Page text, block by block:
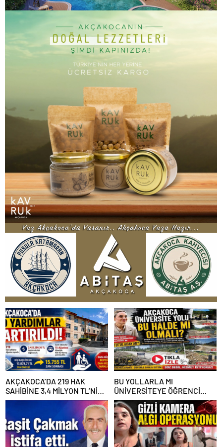
AKÇAKOCA’DA 219 HAK
SAHİBİNE 3,4 MİLYON TL’NİN
ÜZERİNDE DESTEK
BU YOLLARLA MI
ÜNİVERSİTEYE ÖĞRENCİ
ÇAĞIRACAĞIZ?